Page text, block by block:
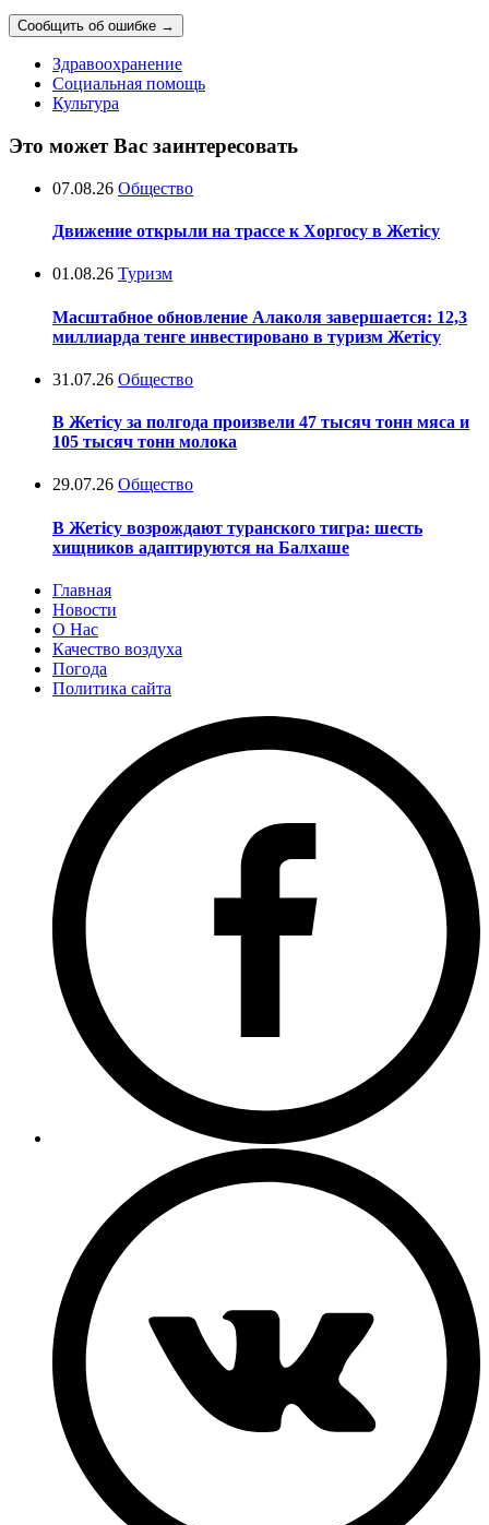
Сообщить об ошибке →
Здравоохранение
Социальная помощь
Культура
Это может Вас заинтересовать
07.08.26 Общество
Движение открыли на трассе к Хоргосу в Жетісу
01.08.26 Туризм
Масштабное обновление Алаколя завершается: 12,3
миллиарда тенге инвестировано в туризм Жетісу
31.07.26 Общество
В Жетісу за полгода произвели 47 тысяч тонн мяса и
105 тысяч тонн молока
29.07.26 Общество
В Жетісу возрождают туранского тигра: шесть
хищников адаптируются на Балхаше
Главная
Новости
О Нас
Качество воздуха
Погода
Политика сайта